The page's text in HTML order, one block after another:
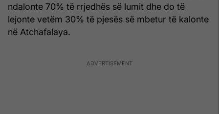
ndalonte 70% të rrjedhës së lumit dhe do të
lejonte vetëm 30% të pjesës së mbetur të kalonte
në Atchafalaya.